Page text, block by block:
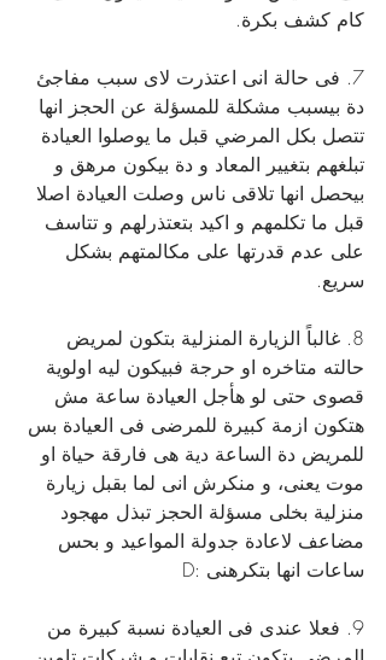
كام كشف بكرة.
7. فى حالة انى اعتذرت لاى سبب مفاجئ
دة بيسبب مشكلة للمسؤلة عن الحجز انها
تتصل بكل المرضي قبل ما يوصلوا العيادة
تبلغهم بتغيير المعاد و دة بيكون مرهق و
بيحصل انها تلاقى ناس وصلت العيادة اصلا
قبل ما تكلمهم و اكيد بتعتذرلهم و تتاسف
على عدم قدرتها على مكالمتهم بشكل
سريع.
8. غالباً الزيارة المنزلية بتكون لمريض
حالته متاخره او حرجة فبيكون ليه اولوية
قصوى حتى لو هأجل العيادة ساعة مش
هتكون ازمة كبيرة للمرضى فى العيادة بس
للمريض دة الساعة دية هى فارقة حياة او
موت يعنى، و منكرش انى لما بقبل زيارة
منزلية بخلى مسؤلة الحجز تبذل مهجود
مضاعف لاعادة جدولة المواعيد و بحس
ساعات انها بتكرهنى :D
9. فعلا عندى فى العيادة نسبة كبيرة من